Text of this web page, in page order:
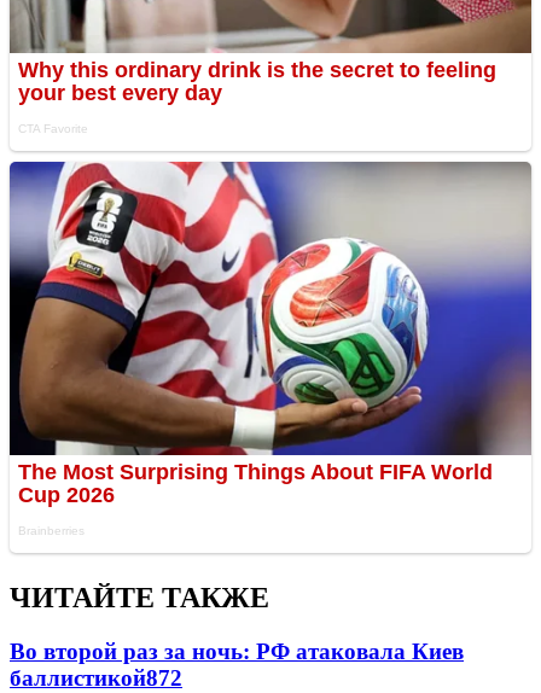
ЧИТАЙТЕ ТАКЖЕ
Во второй раз за ночь: РФ атаковала Киев
баллистикой872